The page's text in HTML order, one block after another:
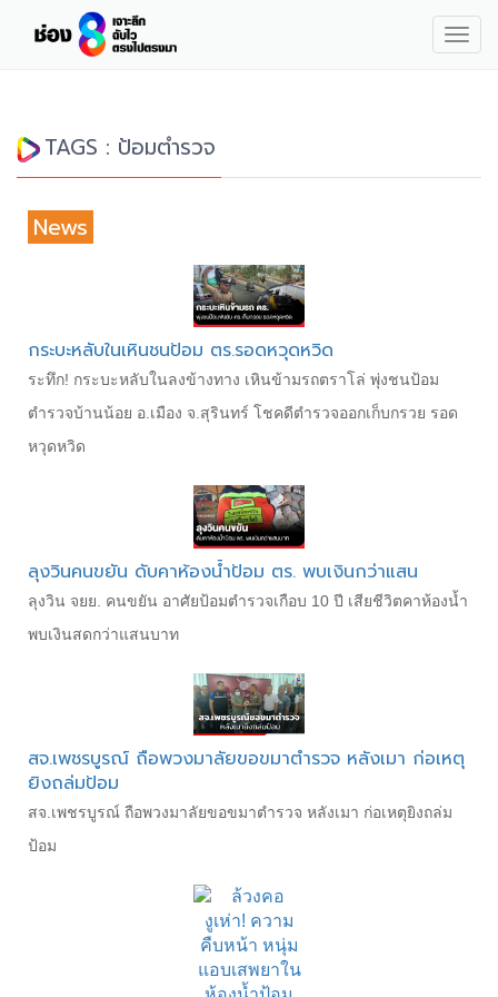
TAGS : ป้อมตำรวจ
News
กระบะหลับในเหินชนป้อม ตร.รอดหวุดหวิด
ระทึก! กระบะหลับในลงข้างทาง เหินข้ามรถตราโล่ พุ่งชนป้อม
ตำรวจบ้านน้อย อ.เมือง จ.สุรินทร์ โชคดีตำรวจออกเก็บกรวย รอด
หวุดหวิด
ลุงวินคนขยัน ดับคาห้องน้ำป้อม ตร. พบเงินกว่าแสน
ลุงวิน จยย. คนขยัน อาศัยป้อมตำรวจเกือบ 10 ปี เสียชีวิตคาห้องน้ำ
พบเงินสดกว่าแสนบาท
สจ.เพชรบูรณ์ ถือพวงมาลัยขอขมาตำรวจ หลังเมา ก่อเหตุ
ยิงถล่มป้อม
สจ.เพชรบูรณ์ ถือพวงมาลัยขอขมาตำรวจ หลังเมา ก่อเหตุยิงถล่ม
ป้อม